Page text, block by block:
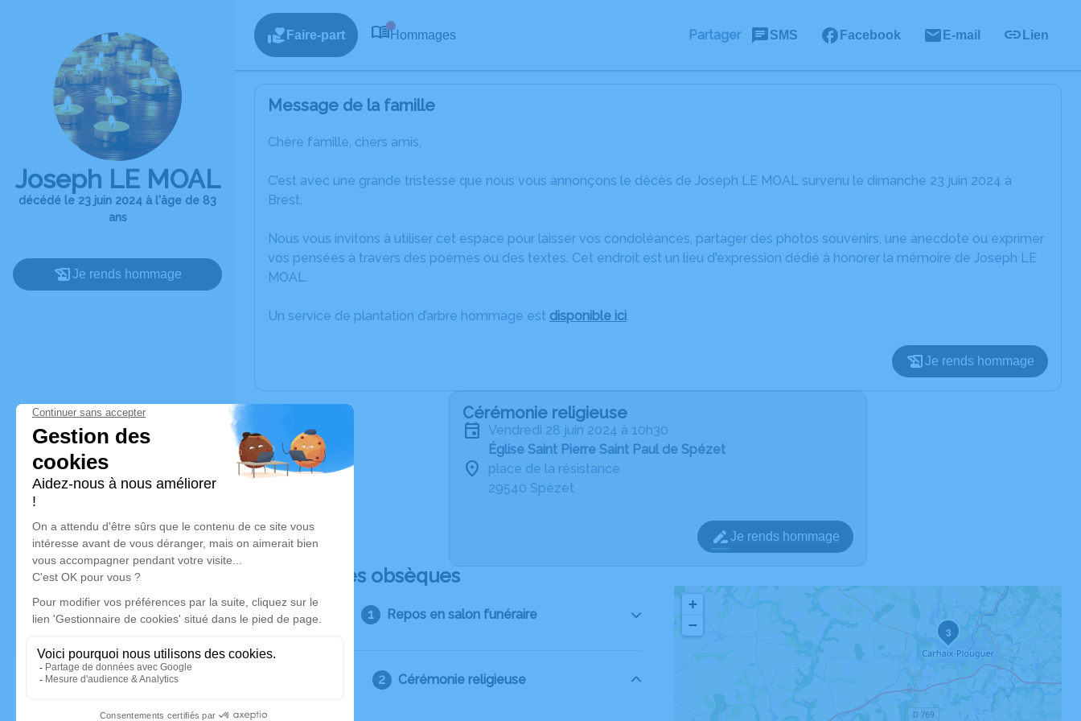
Joseph LE MOAL
décédé le 23 juin 2024 à l'âge de 83
ans
Je rends hommage
Faire-part Hommages Partager SMS Facebook E-mail Lien
Message de la famille
Chère famille, chers amis,
C’est avec une grande tristesse que nous vous annonçons le décès de Joseph LE MOAL survenu le dimanche 23 juin 2024 à
Brest.
Nous vous invitons à utiliser cet espace pour laisser vos condoléances, partager des photos souvenirs, une anecdote ou exprimer
vos pensées à travers des poèmes ou des textes. Cet endroit est un lieu d'expression dédié à honorer la mémoire de Joseph LE
MOAL.
Un service de plantation d’arbre hommage est disponible ici.
Je rends hommage
Cérémonie religieuse
vendredi 28 juin 2024 à 10h30
Église Saint Pierre Saint Paul de Spézet
place de la résistance
29540 Spézet
Je rends hommage
Déroulé des obsèques
Repos en salon funéraire
Cérémonie religieuse
3
+
−